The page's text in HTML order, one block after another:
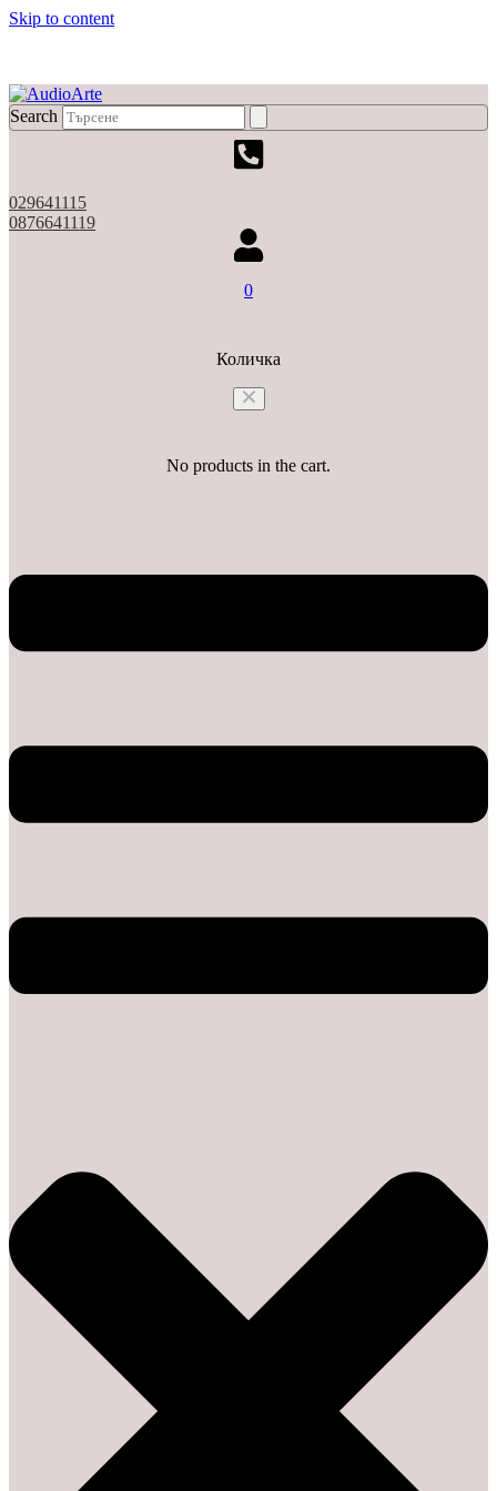
Skip to content
Search
029641115
0876641119
0
Количка
No products in the cart.